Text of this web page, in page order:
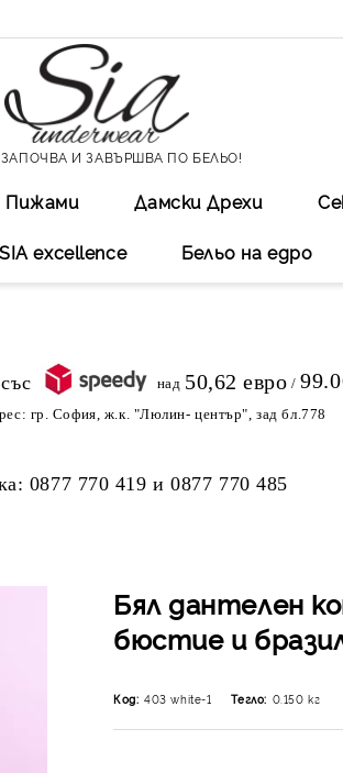
И ЗАВЪРШВА ПО БЕЛЬО!
Пижами Дамски Дрехи
SIA excellеnce Бельо на едро
над 50,62 евро /
гр. София, ж.к. "Люлин- център", зад бл.778
0877 770 419 и0877 770 485
Бял дантелен
бюстие и
Код: 403 white-1 Тегло: 0.150 кг